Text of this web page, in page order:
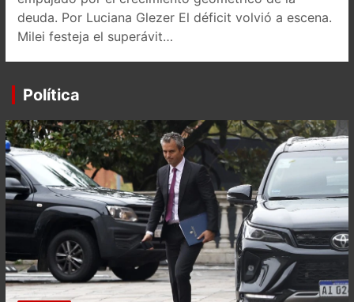
deuda. Por Luciana Glezer El déficit volvió a escena.
Milei festeja el superávit…
Política